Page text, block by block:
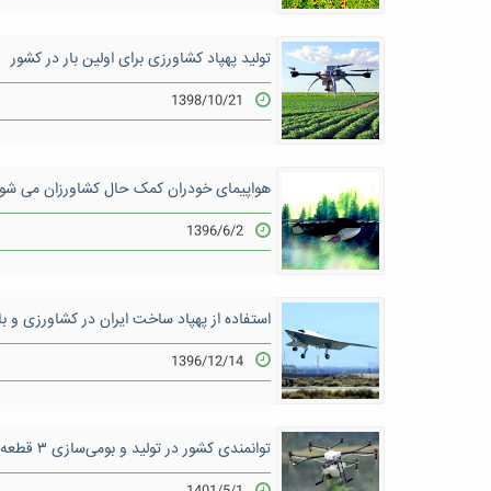
تولید پهپاد کشاورزی برای اولین بار در کشور
1398/10/21
هواپیمای خودران کمک حال کشاورزان می
1396/6/2
استفاده از پهپاد ساخت ایران در کشاورزی و
1396/12/14
توانمندی کشور در تولید و بومی‌سازی ۳ قطعه از پهپادهای کشاورزی